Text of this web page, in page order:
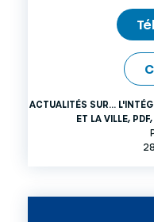
ACTUALITÉS SUR...
ET LA VILLE, PDF,